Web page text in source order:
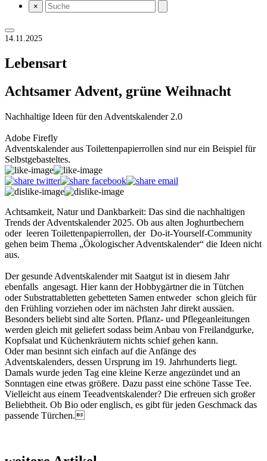
×
14.11.2025
Lebensart
Achtsamer Advent, grüne Weihnacht
Nachhaltige Ideen für den Adventskalender 2.0
Adobe Firefly
Adventskalender aus Toilettenpapierrollen sind nur ein Beispiel für
Selbstgebasteltes.
Achtsamkeit, Natur und Dank­barkeit: Das sind die nachhaltigen
Trends der Advents­kalender 2025. Ob aus alten Joghurt­bechern
oder leeren Toiletten­papierrollen, der Do-it-Yourself-Community
gehen beim Thema „Ökologischer Adventskalender“ die Ideen nicht
aus.
Der gesunde Adventskalender mit Saatgut ist in diesem Jahr
ebenfalls angesagt. Hier kann der Hobbygärtner die in Tütchen
oder Substrat­tabletten gebetteten Samen entweder schon gleich für
den Frühling vorziehen oder im nächsten Jahr direkt aussäen.
Besonders beliebt sind alte Sorten. Pflanz- und Pflegeanleitungen
werden gleich mit geliefert sodass beim Anbau von Freilandgurke,
Kopfsalat und Küchenkräutern nichts schief gehen kann.
Oder man besinnt sich einfach auf die Anfänge des
Adventskalenders, dessen Ursprung im 19. Jahrhunderts liegt.
Damals wurde jeden Tag eine kleine Kerze angezündet und an
Sonntagen eine etwas größere. Dazu passt eine schöne Tasse Tee.
Vielleicht aus einem Tee­adventskalender? Die erfreuen sich großer
Beliebtheit. Ob Bio oder englisch, es gibt für jeden Geschmack das
passende Türchen.